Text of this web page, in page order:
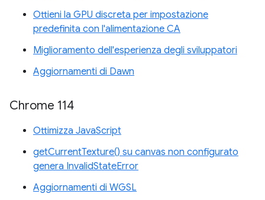
Ottieni la GPU discreta per impostazione
predefinita con l'alimentazione CA
Miglioramento dell'esperienza degli sviluppatori
Aggiornamenti di Dawn
Chrome 114
Ottimizza JavaScript
getCurrentTexture() su canvas non configurato
genera InvalidStateError
Aggiornamenti di WGSL